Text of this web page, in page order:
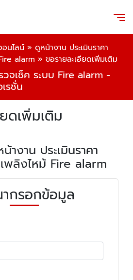
นไลน์ » ดูหน้างาน ประเมินราคา
alarm » ขอรายละเอียดเพิ่มเติม
เช็ค ระบบ Fire alarm -
เรชั่น
ดเพิ่มเติม
างาน ประเมินราคา
พลิงไหม้ Fire alarm
กรอกข้อมูล